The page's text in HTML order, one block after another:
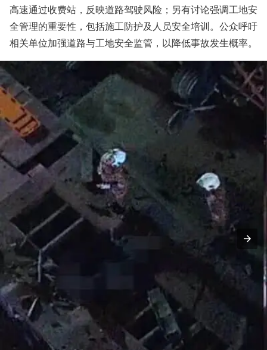
高速通过收费站，反映道路驾驶风险；另有讨论强调工地安
全管理的重要性，包括施工防护及人员安全培训。公众呼吁
相关单位加强道路与工地安全监管，以降低事故发生概率。